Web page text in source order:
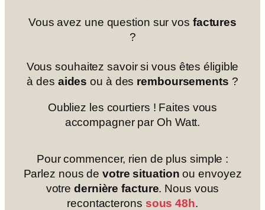
Vous avez une question sur vos factures
?
Vous souhaitez savoir si vous êtes éligible
à des aides ou à des remboursements ?
Oubliez les courtiers ! Faites vous
accompagner par Oh Watt.
Pour commencer, rien de plus simple :
Parlez nous devotre situation ou envoyez
votredernière facture. Nous vous
recontacterons sous 48h.